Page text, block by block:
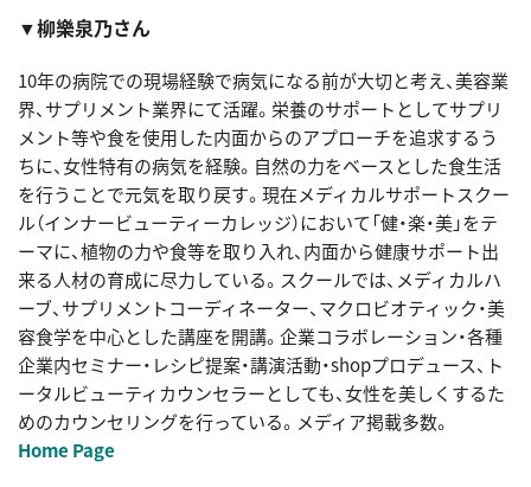
▼柳樂泉乃さん
10年の病院での現場経験で病気になる前が大切と考え、美容業
界、サプリメント業界にて活躍。栄養のサポートとしてサプリ
メント等や食を使用した内面からのアプローチを追求するう
ちに、女性特有の病気を経験。自然の力をベースとした食生活
を行うことで元気を取り戻す。現在メディカルサポートスクー
ル（インナービューティーカレッジ）において「健・楽・美」をテ
ーマに、植物の力や食等を取り入れ、内面から健康サポート出
来る人材の育成に尽力している。スクールでは、メディカルハ
ーブ、サプリメントコーディネーター、マクロビオティック・美
容食学を中心とした講座を開講。企業コラボレーション・各種
企業内セミナー・レシピ提案・講演活動・shopプロデュース、ト
ータルビューティカウンセラーとしても、女性を美しくするた
めのカウンセリングを行っている。メディア掲載多数。
Home Page